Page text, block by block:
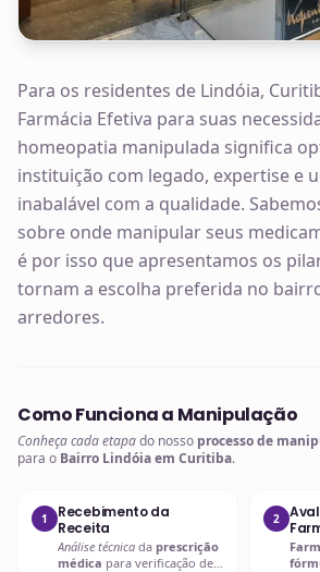
Para os residentes de Lindóia,
Farmácia Efetiva para suas
homeopatia manipulada significa
instituição com legado, expertise e
inabalável com a qualidade.
sobre onde manipular seus
é por isso que apresentamos os
tornam a escolha preferida no
arredores.
Como Funciona a Manipulação
Conheça cada etapado nosso processo de
para o Bairro Lindóia em Curitiba.
1
Recebimento da
Receita
Análise técnica da prescrição
médica para verificação de
2